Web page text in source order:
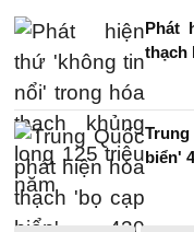
Phát
thạch
biển'